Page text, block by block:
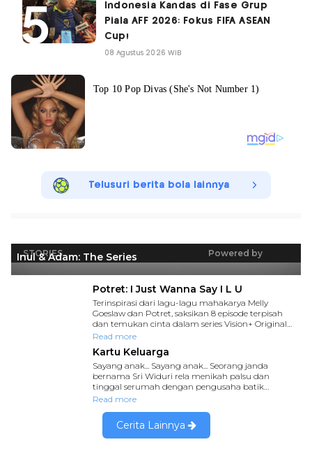
Indonesia Kandas di Fase Grup
Piala AFF 2026: Fokus FIFA ASEAN
Cup!
08 Agustus 2026 WIB
Telusuri berita bola lainnya